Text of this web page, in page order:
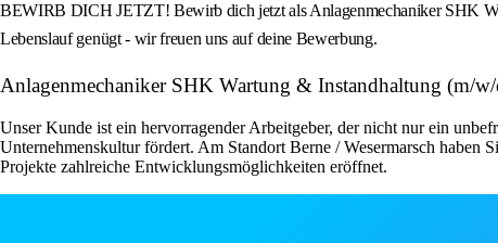
BEWIRB DICH JETZT! Bewirb dich jetzt als Anlagenmechaniker SHK
Lebenslauf genügt - wir freuen uns auf deine Bewerbung.
Anlagenmechaniker SHK Wartung & Instandhaltung (m/
Unser Kunde ist ein hervorragender Arbeitgeber, der nicht nur ein
Unternehmenskultur fördert. Am Standort Berne / Wesermarsch haben
Projekte zahlreiche Entwicklungsmöglichkeiten eröffnet.